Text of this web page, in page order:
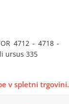
4712 - 4718 -
ursus 335
v spletni trgovini.